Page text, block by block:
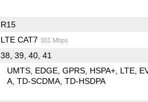
R15
LTE CAT7 301 Mbps
38, 39, 40, 41
UMTS EDGE GPRS HSPA+ LTE
A TD-SCDMA TD-HSDPA